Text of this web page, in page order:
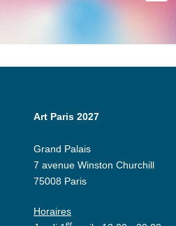
Art Paris 2027
Grand Palais
7 avenue Winston Churchill
75008 Paris
Horaires
er